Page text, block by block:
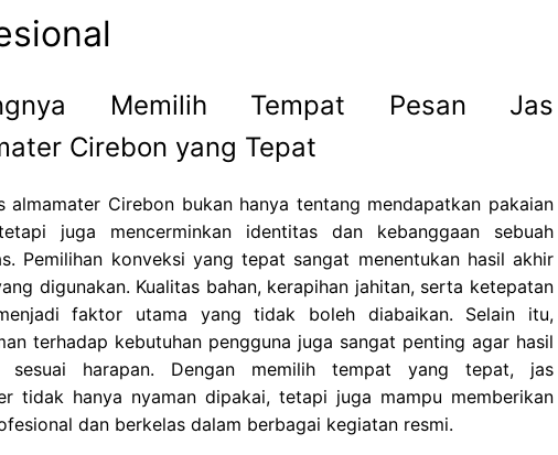
Memilih Tempat Pesan Jas
Cirebon yang Tepat
almamater Cirebon bukan hanya tentang mendapatkan pakaian
juga mencerminkan identitas dan kebanggaan sebuah
Pemilihan konveksi yang tepat sangat menentukan hasil akhir
digunakan. Kualitas bahan, kerapihan jahitan, serta ketepatan
faktor utama yang tidak boleh diabaikan. Selain itu,
terhadap kebutuhan pengguna juga sangat penting agar hasil
sesuai harapan. Dengan memilih tempat yang tepat, jas
tidak hanya nyaman dipakai, tetapi juga mampu memberikan
dan berkelas dalam berbagai kegiatan resmi.